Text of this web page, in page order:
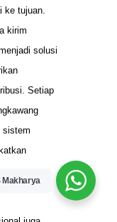
ke tujuan.
kirim
solusi
Setiap
sistem
yang
Makharya